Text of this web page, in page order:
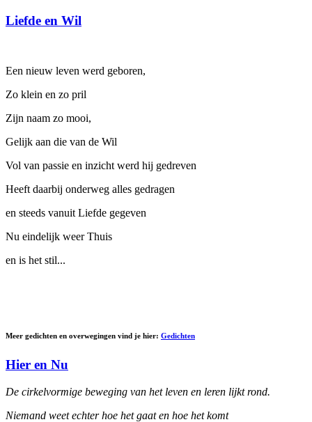
Liefde en Wil
Een nieuw leven werd geboren,
Zo klein en zo pril
Zijn naam zo mooi,
Gelijk aan die van de Wil
Vol van passie en inzicht werd hij gedreven
Heeft daarbij onderweg alles gedragen
en steeds vanuit Liefde gegeven
Nu eindelijk weer Thuis
en is het stil...
Meer gedichten en overwegingen vind je hier: Gedichten
Hier en Nu
De cirkelvormige beweging van het leven en leren lijkt rond.
Niemand weet echter hoe het gaat en hoe het komt